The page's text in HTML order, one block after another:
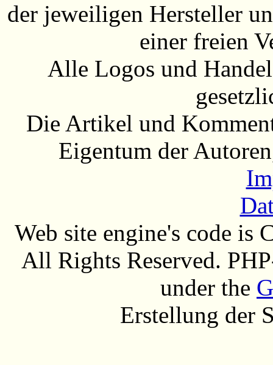
der jeweiligen Hersteller
einer freien
Alle Logos und
Die Artikel und
Eigentum der
Web site engine's code
All Rights Reserved.
under the
Erstellung der